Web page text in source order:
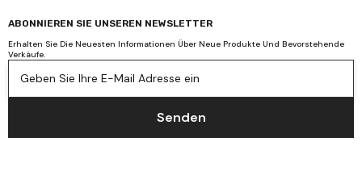
ABONNIEREN SIE UNSEREN NEWSLETTER
Erhalten Sie Die Neuesten Informationen Über Neue Produkte Und Bevorstehende
Verkäufe.
Geben Sie Ihre E-Mail Adresse ein
Senden